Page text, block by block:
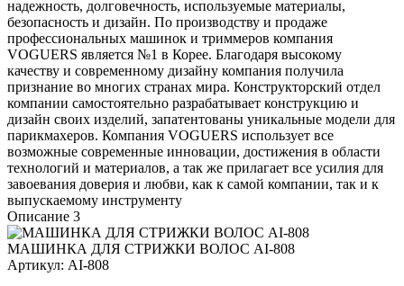
надежность, долговечность, используемые материалы,
безопасность и дизайн. По производству и продаже
профессиональных машинок и триммеров компания
VOGUERS является №1 в Корее. Благодаря высокому
качеству и современному дизайну компания получила
признание во многих странах мира. Конструкторский отдел
компании самостоятельно разрабатывает конструкцию и
дизайн своих изделий, запатентованы уникальные модели для
парикмахеров. Компания VOGUERS использует все
возможные современные инновации, достижения в области
технологий и материалов, а так же прилагает все усилия для
завоевания доверия и любви, как к самой компании, так и к
выпускаемому инструменту
Описание 3
МАШИНКА ДЛЯ СТРИЖКИ ВОЛОС AI-808
Артикул: AI-808